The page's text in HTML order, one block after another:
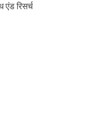
रिसर्च